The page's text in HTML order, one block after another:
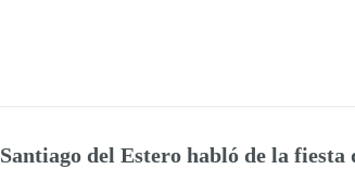
del Estero habló de la fiesta